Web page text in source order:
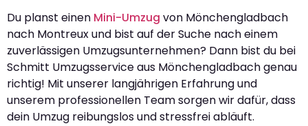
Du planst einen Mini-Umzug von Mönchengladbach
nach Montreux und bist auf der Suche nach einem
zuverlässigen Umzugsunternehmen? Dann bist du bei
Schmitt Umzugsservice aus Mönchengladbach genau
richtig! Mit unserer langjährigen Erfahrung und
unserem professionellen Team sorgen wir dafür, dass
dein Umzug reibungslos und stressfrei abläuft.